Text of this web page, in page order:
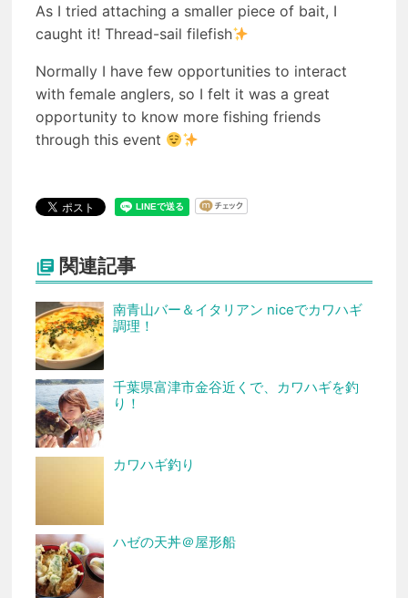
As I tried attaching a smaller piece of bait, I
caught it! Thread-sail filefish
Normally I have few opportunities to interact
with female anglers, so I felt it was a great
opportunity to know more fishing friends
through this event
 関連記事
南青山バー＆イタリアン niceでカワハギ
調理！
千葉県富津市金谷近くで、カワハギを釣
り！
カワハギ釣り
ハゼの天丼＠屋形船